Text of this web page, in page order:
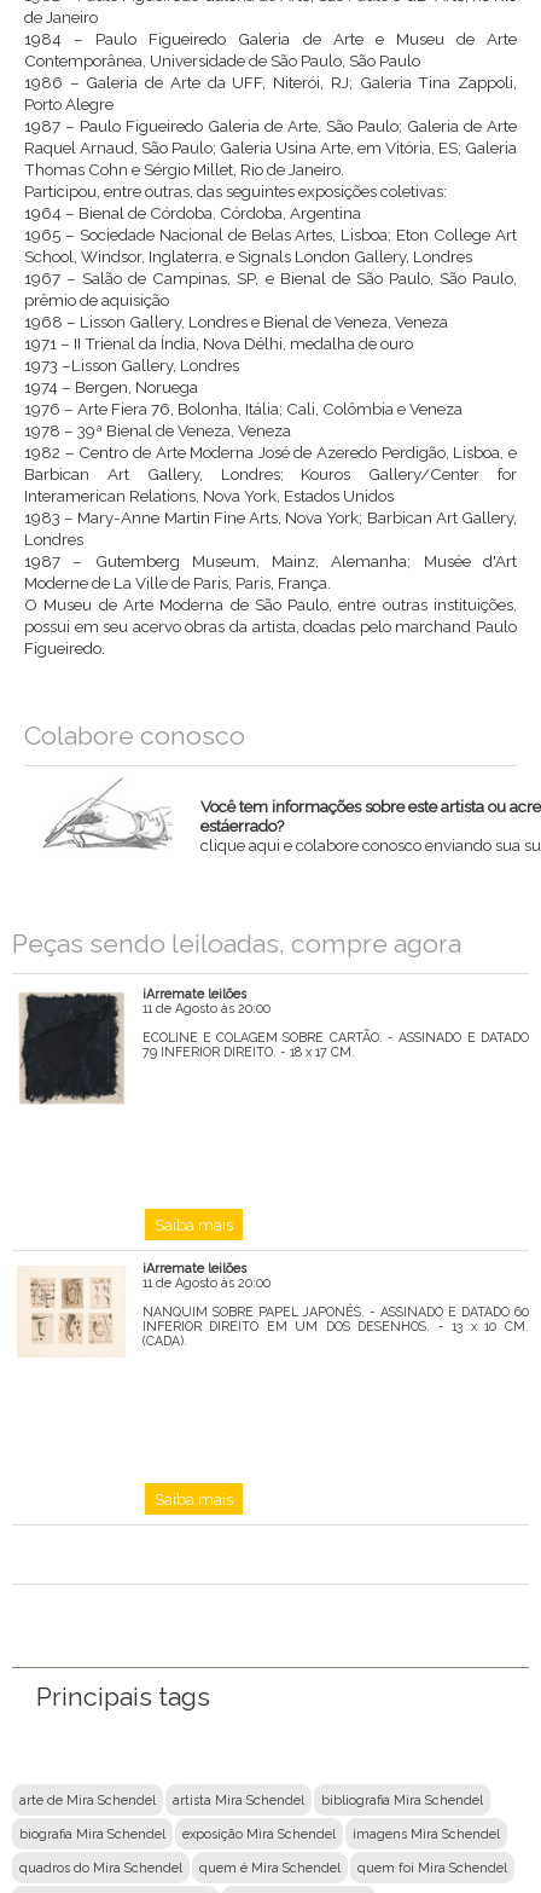
de Janeiro
1984 – Paulo Figueiredo Galeria de Arte e Museu de Arte
Contemporânea, Universidade de São Paulo, São Paulo
1986 – Galeria de Arte da UFF, Niterói, RJ; Galeria Tina Zappoli,
Porto Alegre
1987 – Paulo Figueiredo Galeria de Arte, São Paulo; Galeria de Arte
Raquel Arnaud, São Paulo; Galeria Usina Arte, em Vitória, ES; Galeria
Thomas Cohn e Sérgio Millet, Rio de Janeiro.
Participou, entre outras, das seguintes exposições coletivas:
1964 – Bienal de Córdoba, Córdoba, Argentina
1965 – Sociedade Nacional de Belas Artes, Lisboa; Eton College Art
School, Windsor, Inglaterra, e Signals London Gallery, Londres
1967 – Salão de Campinas, SP, e Bienal de São Paulo, São Paulo,
prêmio de aquisição
1968 – Lisson Gallery, Londres e Bienal de Veneza, Veneza
1971 – II Trienal da Índia, Nova Délhi, medalha de ouro
1973 –Lisson Gallery, Londres
1974 – Bergen, Noruega
1976 – Arte Fiera 76, Bolonha, Itália; Cali, Colômbia e Veneza
1978 – 39ª Bienal de Veneza, Veneza
1982 – Centro de Arte Moderna José de Azeredo Perdigão, Lisboa, e
Barbican Art Gallery, Londres; Kouros Gallery/Center for
Interamerican Relations, Nova York, Estados Unidos
1983 – Mary-Anne Martin Fine Arts, Nova York; Barbican Art Gallery,
Londres
1987 – Gutemberg Museum, Mainz, Alemanha; Musée d'Art
Moderne de La Ville de Paris, Paris, França.
O Museu de Arte Moderna de São Paulo, entre outras instituições,
possui em seu acervo obras da artista, doadas pelo marchand Paulo
Figueiredo.
Colabore conosco
Você tem informações sobre este artista ou
estáerrado?
clique aqui e colabore conosco enviando sua
Mensagem
Peças sendo leiloadas, compre agora
iArremate leilões
11 de Agosto às 20:00
ECOLINE E COLAGEM SOBRE CARTÃO. - ASSINADO E DATADO
79 INFERIOR DIREITO. - 18 x 17 CM.
Saiba mais
iArremate leilões
11 de Agosto às 20:00
NANQUIM SOBRE PAPEL JAPONÊS. - ASSINADO E DATADO 60
INFERIOR DIREITO EM UM DOS DESENHOS. - 13 x 10 CM.
(CADA).
Saiba mais
Principais tags
arte de Mira Schendel artista Mira Schendel bibliografia Mira Schendel
biografia Mira Schendel exposição Mira Schendel imagens Mira Schendel
quadros do Mira Schendel quem é Mira Schendel quem foi Mira Schendel